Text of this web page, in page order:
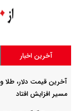
آخرین اخبار
مسیر افزایش افتاد